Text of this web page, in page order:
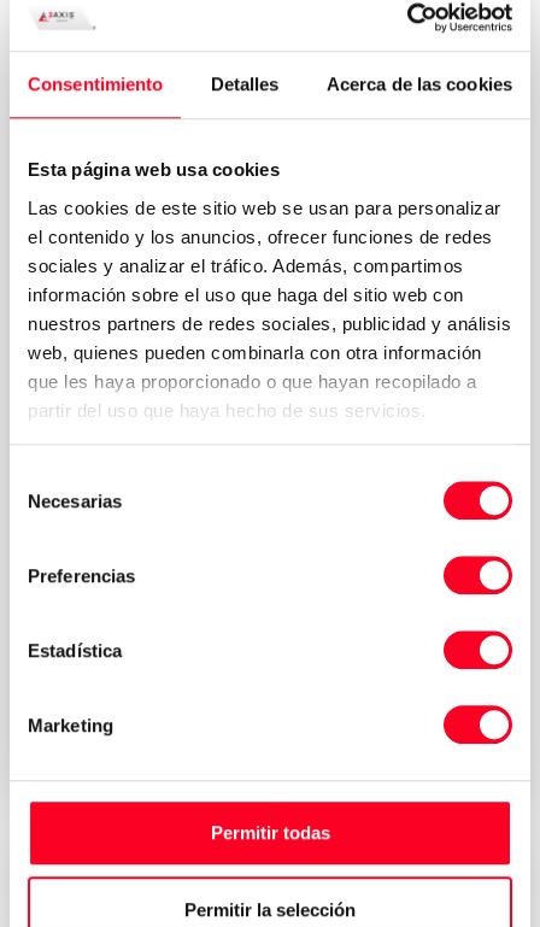
Consentimiento Detalles Acerca de las cookies
Esta página web usa cookies
Las cookies de este sitio web se usan para personalizar
el contenido y los anuncios, ofrecer funciones de redes
sociales y analizar el tráfico. Además, compartimos
información sobre el uso que haga del sitio web con
nuestros partners de redes sociales, publicidad y análisis
web, quienes pueden combinarla con otra información
que les haya proporcionado o que hayan recopilado a
partir del uso que haya hecho de sus servicios.
Necesarias
Preferencias
Estadística
Marketing
Permitir todas
Permitir la selección
Acepto los términos y condiciones de la
Política de
Precios atractivos